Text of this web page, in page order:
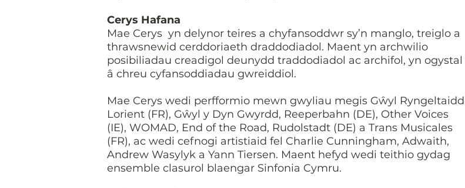
Cerys Hafana
Mae Cerys yn delynor teires a chyfansoddwr sy’n manglo, treiglo a
thrawsnewid cerddoriaeth draddodiadol. Maent yn archwilio
posibiliadau creadigol deunydd traddodiadol ac archifol, yn ogystal
â chreu cyfansoddiadau gwreiddiol.
Mae Cerys wedi perfformio mewn gwyliau megis Gŵyl Ryngeltaidd
Lorient (FR), Gŵyl y Dyn Gwyrdd, Reeperbahn (DE), Other Voices
(IE), WOMAD, End of the Road, Rudolstadt (DE) a Trans Musicales
(FR), ac wedi cefnogi artistiaid fel Charlie Cunningham, Adwaith,
Andrew Wasylyk a Yann Tiersen. Maent hefyd wedi teithio gydag
ensemble clasurol blaengar Sinfonia Cymru.